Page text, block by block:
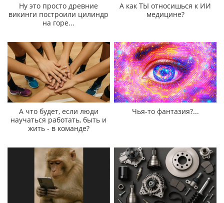
Ну это просто древние
викинги построили цилиндр
на горе...
А как ТЫ относишься к ИИ
медицине?
А что будет, если люди
научаться работать, быть и
жить - в команде?
Чья-то фантазия?...